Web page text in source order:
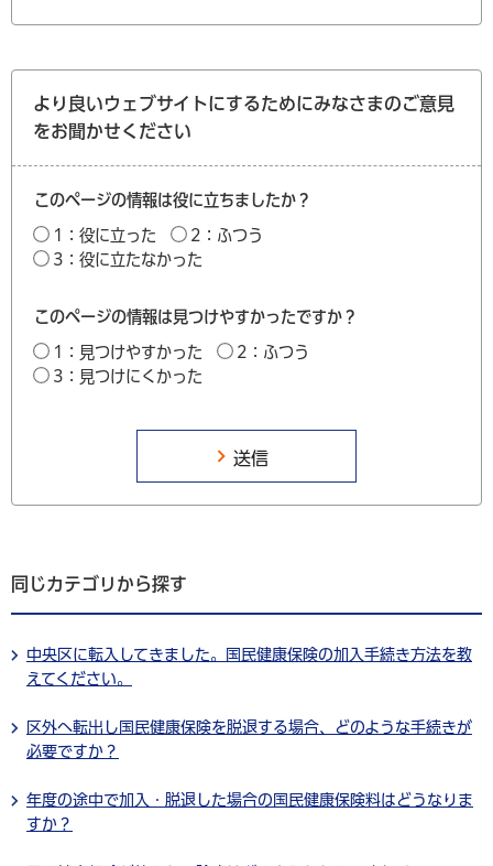
より良いウェブサイトにするためにみなさまのご意見
をお聞かせください
このページの情報は役に立ちましたか？
1：役に立った
2：ふつう
3：役に立たなかった
このページの情報は見つけやすかったですか？
1：見つけやすかった
2：ふつう
3：見つけにくかった
同じカテゴリから探す
中央区に転入してきました。国民健康保険の加入手続き方法を教
えてください。
区外へ転出し国民健康保険を脱退する場合、どのような手続きが
必要ですか？
年度の途中で加入・脱退した場合の国民健康保険料はどうなりま
すか？